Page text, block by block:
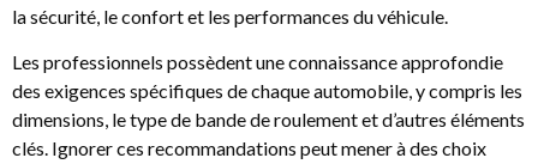
la sécurité, le confort et les performances du véhicule.
Les professionnels possèdent une connaissance approfondie
des exigences spécifiques de chaque automobile, y compris les
dimensions, le type de bande de roulement et d’autres éléments
clés. Ignorer ces recommandations peut mener à des choix